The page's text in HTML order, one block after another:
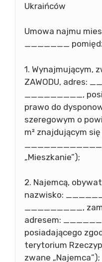
Ukraińców
Umowa najmu
_______
1. Wynajmującym,
ZAWODU, adres:
_________,
prawo do
szeregowym o
m² znajdującym
____________
„Mieszkanie”);
2. Najemcą,
nazwisko:
_________,
adresem:
posiadającego
terytorium
zwane „Najemca”);